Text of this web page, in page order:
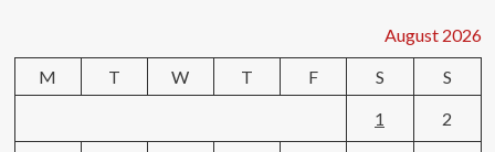
August 2026
M
T W T F S
S
1
2